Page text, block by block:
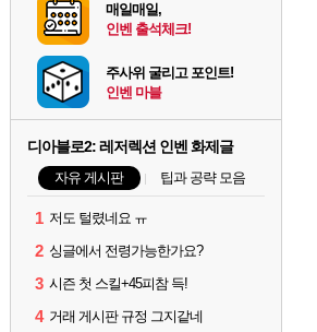
매일매일,
인벤 출석체크!
주사위 굴리고 포인트!
인벤 마블
디아블로2: 레저렉션 인벤 화제글
자유 게시판 팁과 공략 모음
1 저도 털렸네요 ㅠ
2 싱글에서 전령가능한가요?
3 시즌 첫 스킬+45피참 득!
4 거래 게시판 규정 그지같네